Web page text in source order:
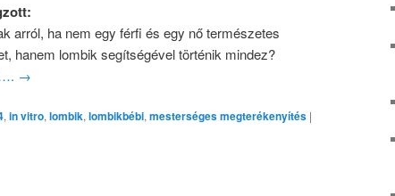
arról, ha nem egy férfi és egy nő természetes
hanem lombik segítségével történik mindez?
→
, in vitro, lombik, lombikbébi, mesterséges megterékenyítés |